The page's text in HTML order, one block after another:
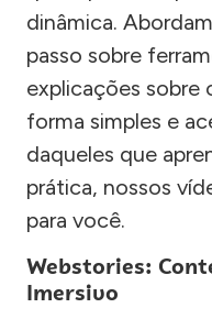
dinâmica.
passo sobre
explicações
forma simples e
daqueles que
prática, nossos
para você.
Webstories:
Imersivo